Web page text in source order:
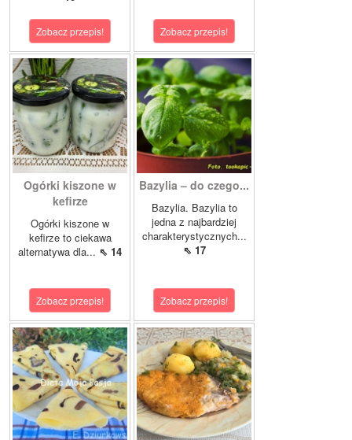
Zobacz przepis! Zobacz przepis!
Ogórki kiszone w
kefirze
Ogórki kiszone w
kefirze to ciekawa
alternatywa dla... ⇖ 14
Zobacz przepis!
Bazylia – do czego...
Bazylia. Bazylia to
jedna z najbardziej
charakterystycznych...
⇖ 17
Zobacz przepis!